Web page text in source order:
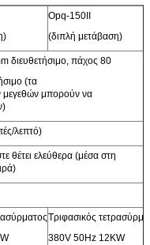
Opq-150II
(διπλή μετάβαση)
διευθετήσιμο, πάχος 80
(τα
μεγεθών μπορούν να
λεπτό)
θέτει ελεύθερα (μέσα στη
Τριφασικός
380V 50Hz 12KW